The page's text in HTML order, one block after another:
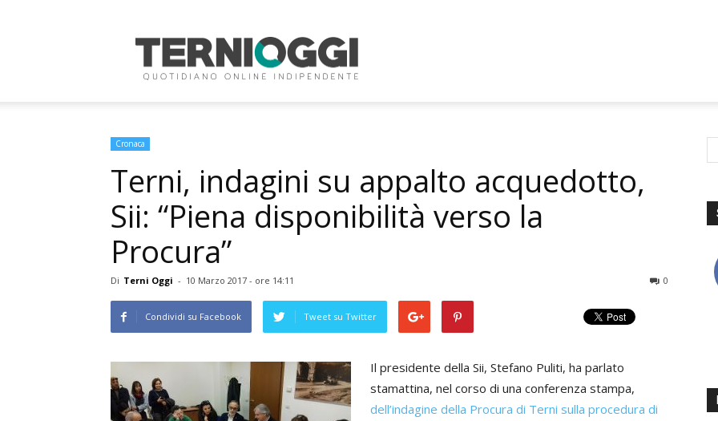
Oggi
Cronaca
Terni, indagini su appalto acquedotto,
Sii: “Piena disponibilità verso la
Procura”
Di Terni Oggi - 10 Marzo 2017 - ore 14:11 0
Condividi su Facebook Tweet su Twitter
Il presidente della Sii, Stefano Puliti, ha parlato
stamattina, nel corso di una conferenza stampa,
dell’indagine della Procura di Terni sulla procedura di